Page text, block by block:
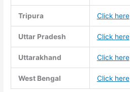
Tripura Click here
Uttar Pradesh Click here
Uttarakhand Click here
West Bengal Click here